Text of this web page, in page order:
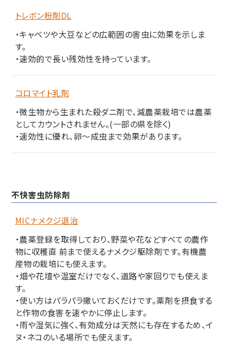
トレボン粉剤DL
・キャベツや大豆などの広範囲の害虫に効果を示しま
す。
・速効的で長い残効性を持っています。
コロマイト乳剤
・微生物から生まれた殺ダニ剤で、減農薬栽培では農薬
としてカウントされません。(一部の県を除く)
・速効性に優れ、卵～成虫まで効果があります。
不快害虫防除剤
MICナメクジ退治
・農薬登録を取得しており、野菜や花などすべての農作
物に収穫直 前まで使えるナメクジ駆除剤です。有機農
産物の栽培にも使えます。
・畑や花壇や温室だけでなく、道路や家回りでも使えま
す。
・使い方はパラパラ撒いておくだけです。薬剤を摂食する
と作物の食害を速やかに停止します。
・雨や湿気に強く、有効成分は天然にも存在するため、イ
ヌ・ネコのいる場所でも使えます。